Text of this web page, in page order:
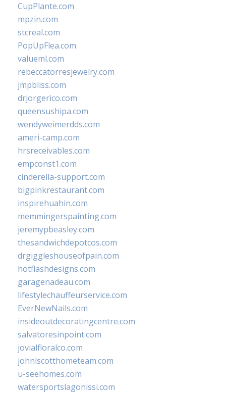
CupPlante.com
mpzin.com
stcreal.com
PopUpFlea.com
valueml.com
rebeccatorresjewelry.com
jmpbliss.com
drjorgerico.com
queensushipa.com
wendyweimerdds.com
ameri-camp.com
hrsreceivables.com
empconst1.com
cinderella-support.com
bigpinkrestaurant.com
inspirehuahin.com
memmingerspainting.com
jeremypbeasley.com
thesandwichdepotcos.com
drgiggleshouseofpain.com
hotflashdesigns.com
garagenadeau.com
lifestylechauffeurservice.com
EverNewNails.com
insideoutdecoratingcentre.com
salvatoresinpoint.com
jovialfloralco.com
johnlscotthometeam.com
u-seehomes.com
watersportslagonissi.com